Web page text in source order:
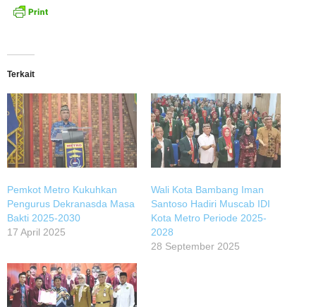
Terkait
Pemkot Metro Kukuhkan
Pengurus Dekranasda Masa
Bakti 2025-2030
17 April 2025
Wali Kota Bambang Iman
Santoso Hadiri Muscab IDI
Kota Metro Periode 2025-
2028
28 September 2025